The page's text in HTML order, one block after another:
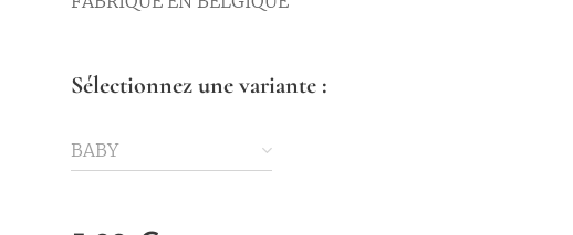
Sélectionnez une variante :
BABY